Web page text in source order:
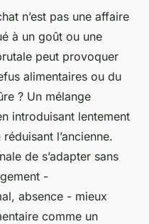
n’est pas une affaire
à un goût ou une
peut provoquer
alimentaires ou du
? Un mélange
introduisant lentement
l’ancienne.
de s’adapter sans
-
absence - mieux
comme un